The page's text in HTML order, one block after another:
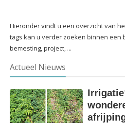
Hieronder vindt u een overzicht van
tags kan u verder zoeken binnen een
bemesting, project, ...
Actueel Nieuws